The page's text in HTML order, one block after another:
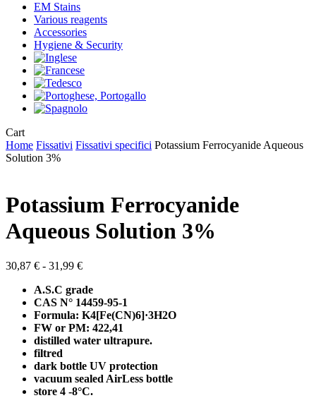
EM Stains
Various reagents
Accessories
Hygiene & Security
CartClose
Cart
Home Fissativi Fissativi specifici Potassium Ferrocyanide Aqueous
Solution 3%
Potassium Ferrocyanide
Aqueous Solution 3%
30,87 € - 31,99 €Fascia
prezzo:
da
30,87 €
a
31,99 €
A.S.C grade
CAS N° 14459-95-1
Formula: K4[Fe(CN)6]·3H2O
FW or PM: 422,41
distilled water ultrapure.
filtred
dark bottle UV protection
vacuum sealed AirLess bottle
store 4 -8°C.